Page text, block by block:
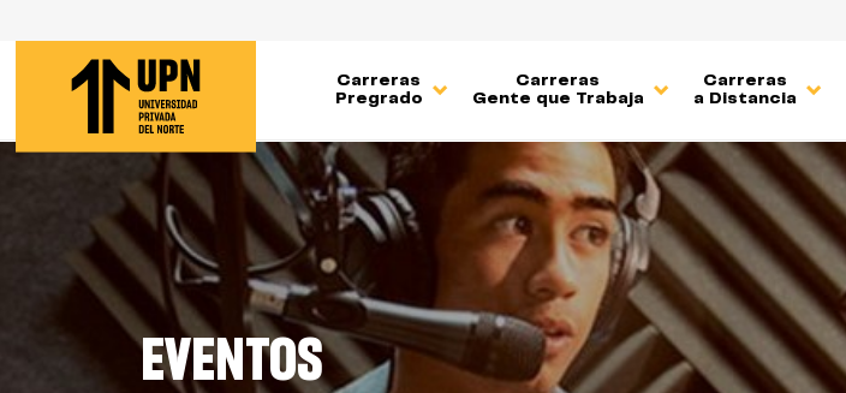
contenido
principal
Carreras
Pregrado
Carreras
Gente que Trabaja
Carreras
a Distancia
EVENTOS